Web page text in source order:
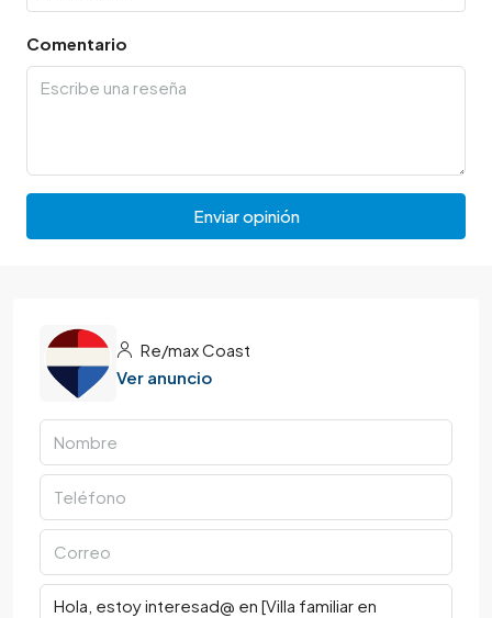
Comentario
Enviar opinión
Re/max Coast
Ver anuncio